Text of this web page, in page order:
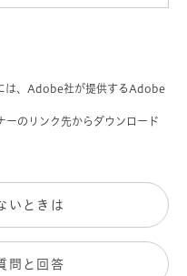
は、Adobe社が提供するAdobe
のリンク先からダウンロード
いときは
問と回答